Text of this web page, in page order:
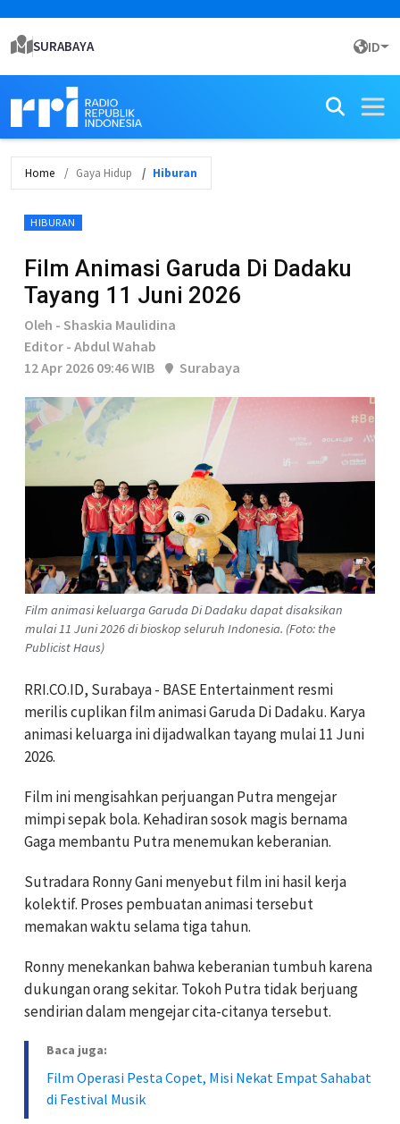
SURABAYA ID
Home Gaya Hidup Hiburan
HIBURAN
Film Animasi Garuda Di Dadaku
Tayang 11 Juni 2026
Oleh - Shaskia Maulidina
Editor - Abdul Wahab
12 Apr 2026 09:46 WIB
Surabaya
Film animasi keluarga Garuda Di Dadaku dapat disaksikan
mulai 11 Juni 2026 di bioskop seluruh Indonesia. (Foto: the
Publicist Haus)
RRI.CO.ID, Surabaya - BASE Entertainment resmi
merilis cuplikan film animasi Garuda Di Dadaku. Karya
animasi keluarga ini dijadwalkan tayang mulai 11 Juni
2026.
Film ini mengisahkan perjuangan Putra mengejar
mimpi sepak bola. Kehadiran sosok magis bernama
Gaga membantu Putra menemukan keberanian.
Sutradara Ronny Gani menyebut film ini hasil kerja
kolektif. Proses pembuatan animasi tersebut
memakan waktu selama tiga tahun.
Ronny menekankan bahwa keberanian tumbuh karena
dukungan orang sekitar. Tokoh Putra tidak berjuang
sendirian dalam mengejar cita-citanya tersebut.
Baca juga:
Film Operasi Pesta Copet, Misi Nekat Empat Sahabat
di Festival Musik